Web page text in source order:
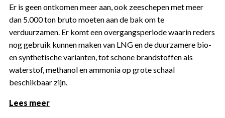
Er is geen ontkomen meer aan, ook zeeschepen met meer
dan 5.000 ton bruto moeten aan de bak om te
verduurzamen. Er komt een overgangsperiode waarin reders
nog gebruik kunnen maken van LNG en de duurzamere bio-
en synthetische varianten, tot schone brandstoffen als
waterstof, methanol en ammonia op grote schaal
beschikbaar zijn.
Lees meer